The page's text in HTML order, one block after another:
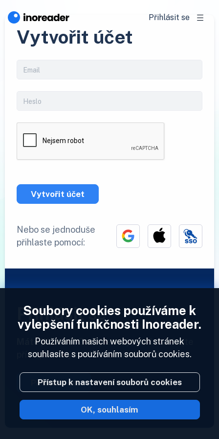
Přihlásit se
Vytvořit účet
Vytvořit účet
Nebo se jednoduše
přihlaste pomocí:
Přihlásit se
Máte již účet?Zadejte svůj profil a získejte
přístup ke svým informačním kanálům.
Přihlásit se
2023 © Inoreader
Soubory cookies používáme k
vylepšení funkčnosti Inoreader.
Používáním našich webových stránek
souhlasíte s používáním souborů cookies.
Přístup k nastavení souborů cookies
OK, souhlasím